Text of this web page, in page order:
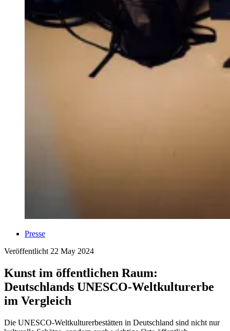
Presse
Veröffentlicht 22 May 2024
Kunst im öffentlichen Raum:
Deutschlands UNESCO-Weltkulturerbe
im Vergleich
Die UNESCO-Weltkulturerbestätten in Deutschland sind nicht nur